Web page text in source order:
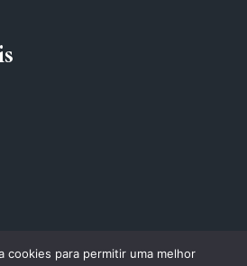
cookies para permitir uma melhor